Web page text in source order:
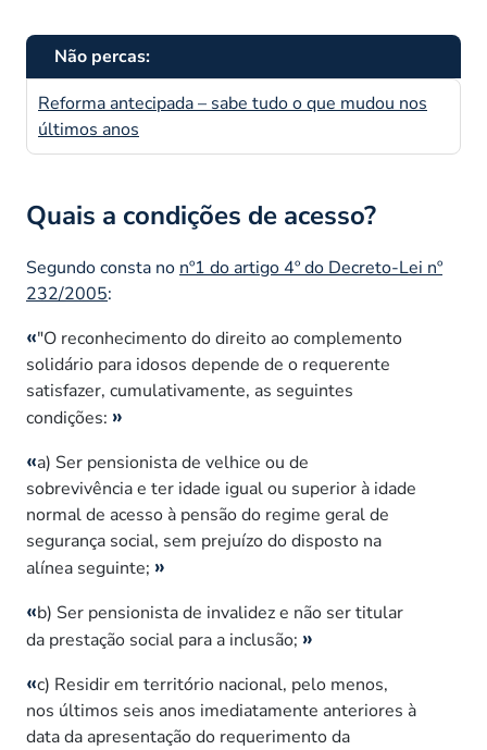
Não percas:
Reforma antecipada – sabe tudo o que mudou nos
últimos anos
Quais a condições de acesso?
Segundo consta no nº1 do artigo 4º do Decreto-Lei nº
232/2005:
"O reconhecimento do direito ao complemento
solidário para idosos depende de o requerente
satisfazer, cumulativamente, as seguintes
condições:
a) Ser pensionista de velhice ou de
sobrevivência e ter idade igual ou superior à idade
normal de acesso à pensão do regime geral de
segurança social, sem prejuízo do disposto na
alínea seguinte;
b) Ser pensionista de invalidez e não ser titular
da prestação social para a inclusão;
c) Residir em território nacional, pelo menos,
nos últimos seis anos imediatamente anteriores à
data da apresentação do requerimento da